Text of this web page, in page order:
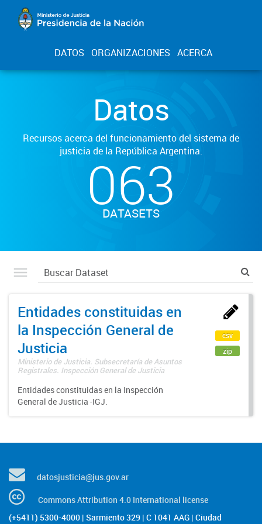
DATOS ORGANIZACIONES ACERCA
Datos
Recursos acerca del funcionamiento del sistema de
justicia de la República Argentina.
063
DATASETS
Entidades constituidas en
la Inspección General de
Justicia
Ministerio de Justicia. Subsecretaría de Asuntos
Registrales. Inspección General de Justicia
Entidades constituidas en la Inspección
General de Justicia -IGJ.
csv
zip
datosjusticia@jus.gov.ar
Commons Attribution 4.0 International license
(+5411) 5300-4000 | Sarmiento 329 | C 1041 AAG | Ciudad